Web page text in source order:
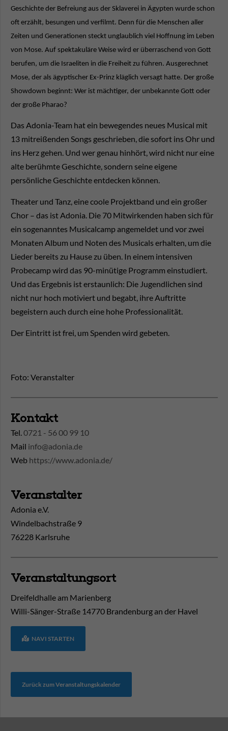
Geschichte der Befreiung aus der Sklaverei in Ägypten wurde schon
oft erzählt, besungen und verfilmt. Denn für die Menschen aller
Zeiten und Generationen steckt unglaublich viel Hoffnung im Leben
von Mose. Auf spektakuläre Weise wird er überraschend von Gott
berufen, um die Israeliten in die Freiheit zu führen. Ausgerechnet
Mose, der als ägyptischer Ex-Prinz kläglich versagt hatte. Der große
Showdown beginnt: Wer ist mächtiger, der unbekannte Gott oder
der große Pharao?
Das Adonia-Team hat ein bewegendes neues Musical mit
13 mitreißenden Songs geschrieben, die sofort ins Ohr und
ins Herz gehen. Und wer genau hinhört, wird nicht nur eine
alte berühmte Geschichte, sondern seine eigene
persönliche Geschichte entdecken können.
Theater und Tanz, eine coole Projektband und ein großer
Chor – das ist Adonia. Die 70 Mitwirkenden haben sich für
ein sogenanntes Musicalcamp angemeldet und vor zwei
Monaten Album und Noten des Musicals erhalten, um die
Lieder bereits zu Hause zu üben. In einem intensiven
Probecamp wird das 90-minütige Programm einstudiert.
Und das Ergebnis ist erstaunlich: Die Jugendlichen sind
nicht nur hoch motiviert und begabt, ihre Auftritte
begeistern auch durch eine hohe Professionalität.
Der Eintritt ist frei, um Spenden wird gebeten.
Foto: Veranstalter
Kontakt
Tel.0721 - 56 00 99 10
Mail info@adonia.de
Web https://www.adonia.de/
Veranstalter
Adonia e.V.
Windelbachstraße 9
76228 Karlsruhe
Veranstaltungsort
Dreifeldhalle am Marienberg
Willi-Sänger-Straße 14770 Brandenburg an der Havel
NAVI STARTEN
Zurück zum Veranstaltungskalender